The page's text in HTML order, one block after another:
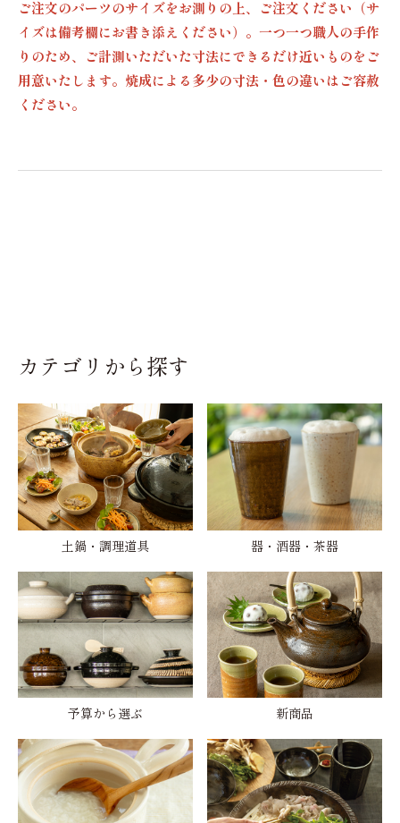
ご注文のパーツのサイズをお測りの上、ご注文ください（サ
イズは備考欄にお書き添えください）。一つ一つ職人の手作
りのため、ご計測いただいた寸法にできるだけ近いものをご
用意いたします。焼成による多少の寸法・色の違いはご容赦
ください。
カテゴリから探す
土鍋・調理道具 器・酒器・茶器
予算から選ぶ 新商品